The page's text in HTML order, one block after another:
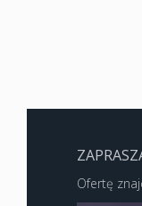
Ofertę